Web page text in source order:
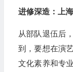
进修深造：上
从部队退伍后
到，要想在演
文化素养和专